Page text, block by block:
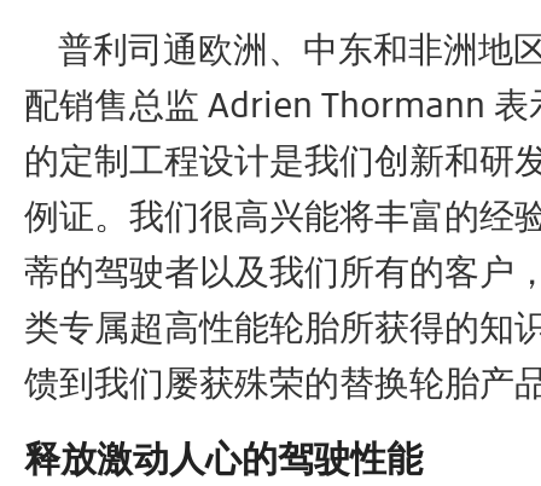
普利司通欧洲、中东和非洲地
配销售总监 Adrien Thormann 表
的定制工程设计是我们创新和研
例证。我们很高兴能将丰富的经
蒂的驾驶者以及我们所有的客户
类专属超高性能轮胎所获得的知
馈到我们屡获殊荣的替换轮胎产
释放激动人心的驾驶性能